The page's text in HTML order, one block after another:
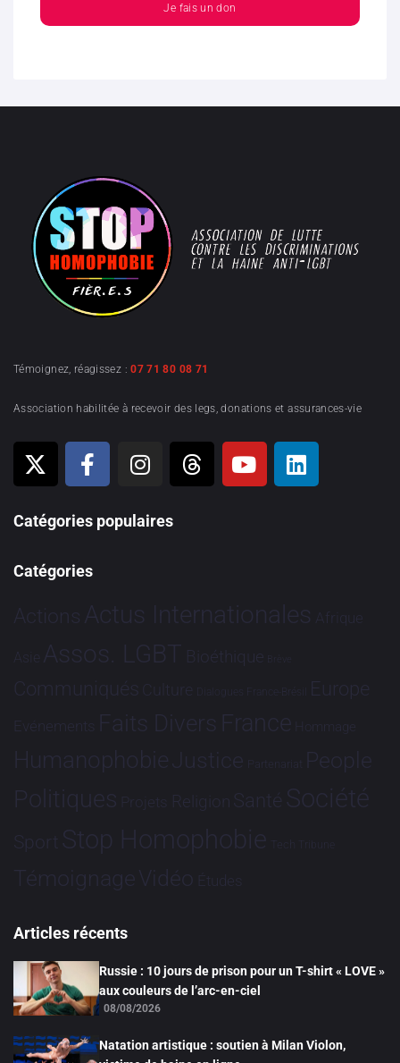
Je fais un don
Témoignez, réagissez :07 71 80 08 71
Association habilitée à recevoir des legs, donations et assurances-vie
Catégories populaires
Catégories
Actions Actus Internationales Afrique
Asie Assos. LGBT Bioéthique Brève
Communiqués Culture Dialogues France-Brésil Europe
Evénements Faits Divers France Hommage
HumanophobieJustice Partenariat People
Politiques Projets Religion Santé Société
Sport Stop Homophobie Tech Tribune
TémoignageVidéo Études
Articles récents
Russie : 10 jours de prison pour un T-shirt « LOVE »
aux couleurs de l’arc-en-ciel
08/08/2026
Natation artistique : soutien à Milan Violon,